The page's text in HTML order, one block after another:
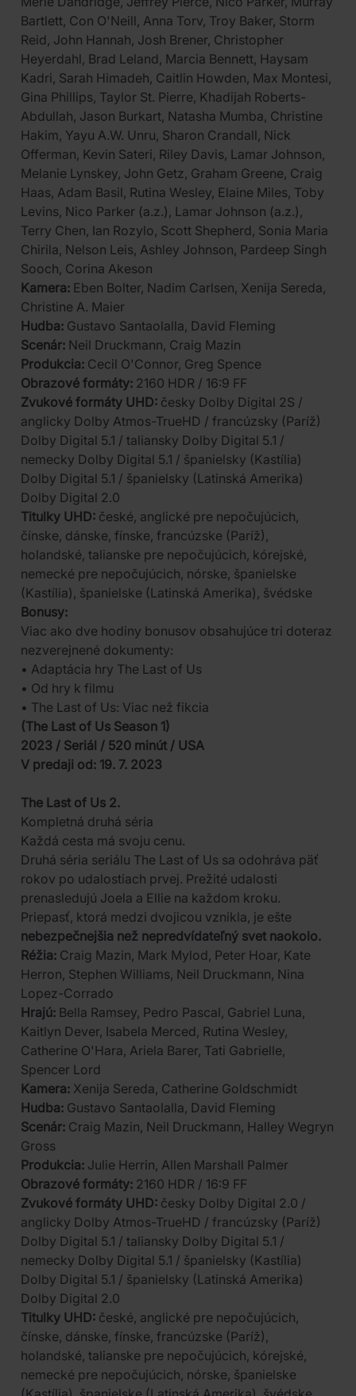
Bartlett, Con O'Neill, Anna Torv, Troy Baker, Storm
Reid, John Hannah, Josh Brener, Christopher
Heyerdahl, Brad Leland, Marcia Bennett, Haysam
Kadri, Sarah Himadeh, Caitlin Howden, Max Montesi,
Gina Phillips, Taylor St. Pierre, Khadijah Roberts-
Abdullah, Jason Burkart, Natasha Mumba, Christine
Hakim, Yayu A.W. Unru, Sharon Crandall, Nick
Offerman, Kevin Sateri, Riley Davis, Lamar Johnson,
Melanie Lynskey, John Getz, Graham Greene, Craig
Haas, Adam Basil, Rutina Wesley, Elaine Miles, Toby
Levins, Nico Parker (a.z.), Lamar Johnson (a.z.),
Terry Chen, Ian Rozylo, Scott Shepherd, Sonia Maria
Chirila, Nelson Leis, Ashley Johnson, Pardeep Singh
Sooch, Corina Akeson
Kamera: Eben Bolter, Nadim Carlsen, Xenija Sereda,
Christine A. Maier
Hudba: Gustavo Santaolalla, David Fleming
Scenár: Neil Druckmann, Craig Mazin
Produkcia: Cecil O'Connor, Greg Spence
Obrazové formáty: 2160 HDR / 16:9 FF
Zvukové formáty UHD: česky Dolby Digital 2S /
anglicky Dolby Atmos-TrueHD / francúzsky (Paríž)
Dolby Digital 5.1 / taliansky Dolby Digital 5.1 /
nemecky Dolby Digital 5.1 / španielsky (Kastília)
Dolby Digital 5.1 / španielsky (Latinská Amerika)
Dolby Digital 2.0
Titulky UHD: české, anglické pre nepočujúcich,
čínske, dánske, fínske, francúzske (Paríž),
holandské, talianske pre nepočujúcich, kórejské,
nemecké pre nepočujúcich, nórske, španielske
(Kastília), španielske (Latinská Amerika), švédske
Bonusy:
Viac ako dve hodiny bonusov obsahujúce tri doteraz
nezverejnené dokumenty:
• Adaptácia hry The Last of Us
• Od hry k filmu
• The Last of Us: Viac než fikcia
(The Last of Us Season 1)
2023 / Seriál / 520 minút / USA
V predaji od: 19. 7. 2023
The Last of Us 2.
Kompletná druhá séria
Každá cesta má svoju cenu.
Druhá séria seriálu The Last of Us sa odohráva päť
rokov po udalostiach prvej. Prežité udalosti
prenasledujú Joela a Ellie na každom kroku.
Priepasť, ktorá medzi dvojicou vznikla, je ešte
nebezpečnejšia než nepredvídateľný svet naokolo.
Réžia: Craig Mazin, Mark Mylod, Peter Hoar, Kate
Herron, Stephen Williams, Neil Druckmann, Nina
Lopez-Corrado
Hrajú: Bella Ramsey, Pedro Pascal, Gabriel Luna,
Kaitlyn Dever, Isabela Merced, Rutina Wesley,
Catherine O'Hara, Ariela Barer, Tati Gabrielle,
Spencer Lord
Kamera: Xenija Sereda, Catherine Goldschmidt
Hudba: Gustavo Santaolalla, David Fleming
Scenár: Craig Mazin, Neil Druckmann, Halley Wegryn
Gross
Produkcia: Julie Herrin, Allen Marshall Palmer
Obrazové formáty: 2160 HDR / 16:9 FF
Zvukové formáty UHD: česky Dolby Digital 2.0 /
anglicky Dolby Atmos-TrueHD / francúzsky (Paríž)
Dolby Digital 5.1 / taliansky Dolby Digital 5.1 /
nemecky Dolby Digital 5.1 / španielsky (Kastília)
Dolby Digital 5.1 / španielsky (Latinská Amerika)
Dolby Digital 2.0
Titulky UHD: české, anglické pre nepočujúcich,
čínske, dánske, fínske, francúzske (Paríž),
holandské, talianske pre nepočujúcich, kórejské,
nemecké pre nepočujúcich, nórske, španielske